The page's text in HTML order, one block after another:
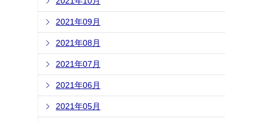
2021年09月
2021年08月
2021年07月
2021年06月
2021年05月